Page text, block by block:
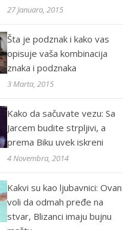
27 Januara, 2015
Šta je podznak i kako vas
opisuje vaša kombinacija
znaka i podznaka
3 Marta, 2015
Kako da sačuvate vezu: Sa
Jarcem budite strpljivi, a
prema Biku uvek iskreni
4 Novembra, 2014
Kakvi su kao ljubavnici: Ovan
voli da odmah pređe na
stvar, Blizanci imaju bujnu